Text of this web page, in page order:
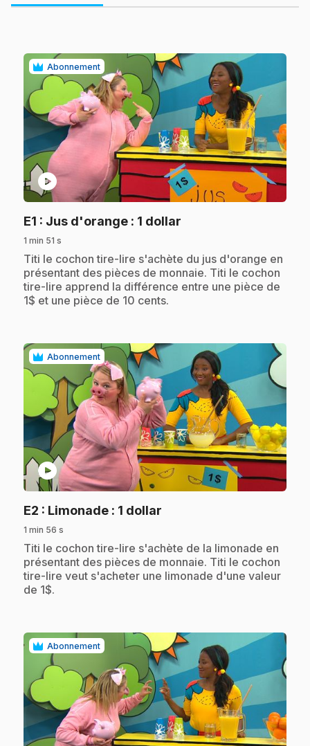
Abonnement
play_circle
E1 : Jus d'orange : 1 dollar
1 min 51 s
.Titi le cochon tire-lire s'achète du jus d'orange en
présentant des pièces de monnaie. Titi le cochon
tire-lire apprend la différence entre une pièce de
1$ et une pièce de 10 cents.
Abonnement
play_circle
E2 : Limonade : 1 dollar
1 min 56 s
.Titi le cochon tire-lire s'achète de la limonade en
présentant des pièces de monnaie. Titi le cochon
tire-lire veut s'acheter une limonade d'une valeur
de 1$.
Abonnement